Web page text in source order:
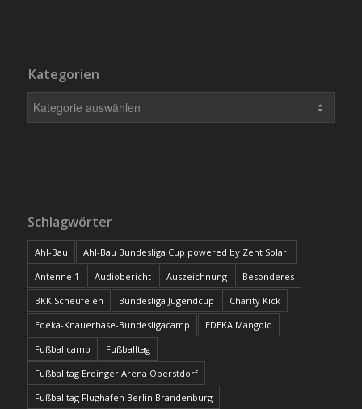
Kategorien
Schlagwörter
Ahl-Bau
Ahl-Bau Bundesliga Cup powered by Zent Solar!
Antenne 1
Audiobericht Auszeichnung
Besonderes
BKK Scheufelen
Bundesliga Jugendcup
Charity Kick
Edeka-Knauerhase-Bundesligacamp
EDEKA Mangold
Fußballcamp
Fußballtag
Fußballtag Erdinger Arena Oberstdorf
Fußballtag Flughafen Berlin Brandenburg